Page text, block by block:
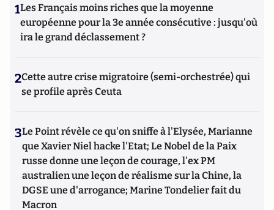
1Les Français moins riches que la moyenne
européenne pour la 3e année consécutive : jusqu'où
ira le grand déclassement ?
2Cette autre crise migratoire (semi-orchestrée) qui
se profile après Ceuta
3Le Point révèle ce qu'on sniffe à l'Elysée, Marianne
que Xavier Niel hacke l'Etat; Le Nobel de la Paix
russe donne une leçon de courage, l'ex PM
australien une leçon de réalisme sur la Chine, la
DGSE une d'arrogance; Marine Tondelier fait du
Macron